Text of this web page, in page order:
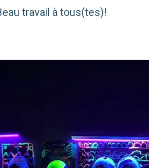
travail à tous(tes)!